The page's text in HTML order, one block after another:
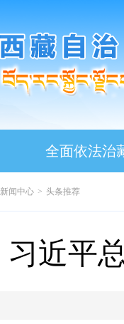
全面依法治
新闻中心 > 头条推荐
习近平